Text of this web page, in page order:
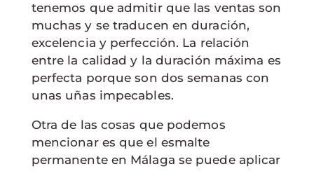
tenemos que admitir que las ventas son
muchas y se traducen en duración,
excelencia y perfección. La relación
entre la calidad y la duración máxima es
perfecta porque son dos semanas con
unas uñas impecables.
Otra de las cosas que podemos
mencionar es que el esmalte
permanente en Málaga se puede aplicar